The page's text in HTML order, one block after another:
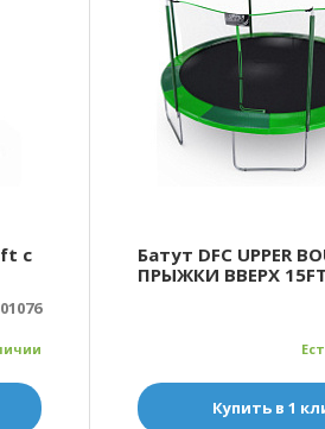
ft с
Батут DFC UPPER
ПРЫЖКИ ВВЕРХ 15FT
Купить в 1